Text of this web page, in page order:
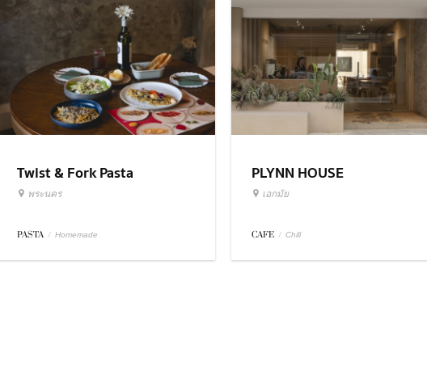
Twist & Fork Pasta
พระนคร
PASTA / Homemade
PLYNN HOUSE
เอกมัย
CAFE / Chill